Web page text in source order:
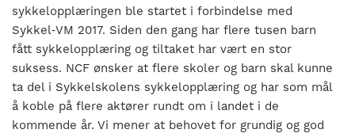
sykkelopplæringen ble startet i forbindelse med
Sykkel‐VM 2017. Siden den gang har flere tusen barn
fått sykkelopplæring og tiltaket har vært en stor
suksess. NCF ønsker at flere skoler og barn skal kunne
ta del i Sykkelskolens sykkelopplæring og har som mål
å koble på flere aktører rundt om i landet i de
kommende år. Vi mener at behovet for grundig og god